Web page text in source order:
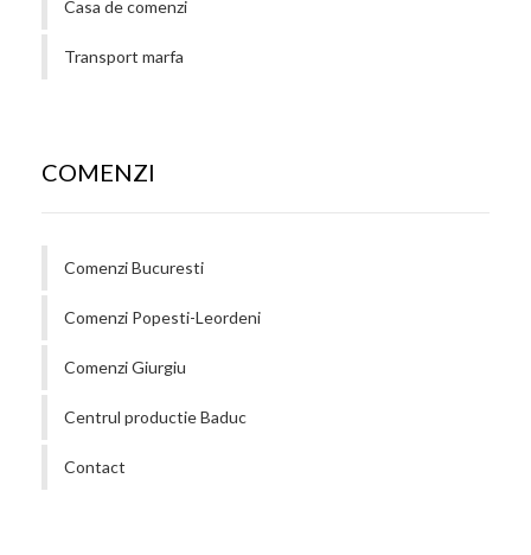
Casa de comenzi
Transport marfa
COMENZI
Comenzi Bucuresti
Comenzi Popesti-Leordeni
Comenzi Giurgiu
Centrul productie Baduc
Contact